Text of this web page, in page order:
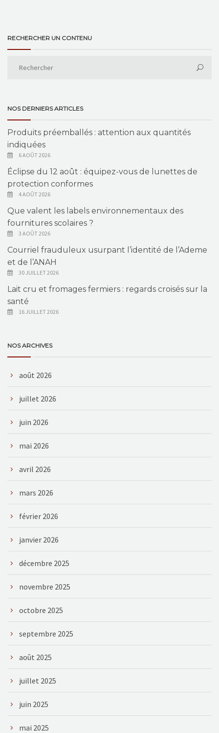
RECHERCHER UN CONTENU
NOS DERNIERS ARTICLES
Produits préemballés : attention aux quantités
indiquées
6 AOÛT 2026
Éclipse du 12 août : équipez-vous de lunettes de
protection conformes
4 AOÛT 2026
Que valent les labels environnementaux des
fournitures scolaires ?
3 AOÛT 2026
Courriel frauduleux usurpant l’identité de l’Ademe
et de l’ANAH
30 JUILLET 2026
Lait cru et fromages fermiers : regards croisés sur la
santé
16 JUILLET 2026
NOS ARCHIVES
août 2026
juillet 2026
juin 2026
mai 2026
avril 2026
mars 2026
février 2026
janvier 2026
décembre 2025
novembre 2025
octobre 2025
septembre 2025
août 2025
juillet 2025
juin 2025
mai 2025